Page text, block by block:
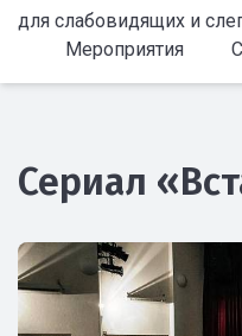
для слабовидящих и
Мероприятия
Сериал